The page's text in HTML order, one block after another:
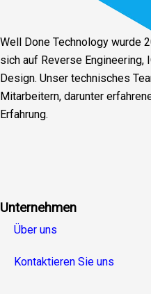
Well Done Technology wurde
sich auf Reverse Engineering,
Design. Unser technisches
Mitarbeitern, darunter
Erfahrung.
Unternehmen
Über uns
Kontaktieren Sie uns